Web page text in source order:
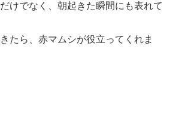
けでなく、朝起きた瞬間にも表れて
たら、赤マムシが役立ってくれま